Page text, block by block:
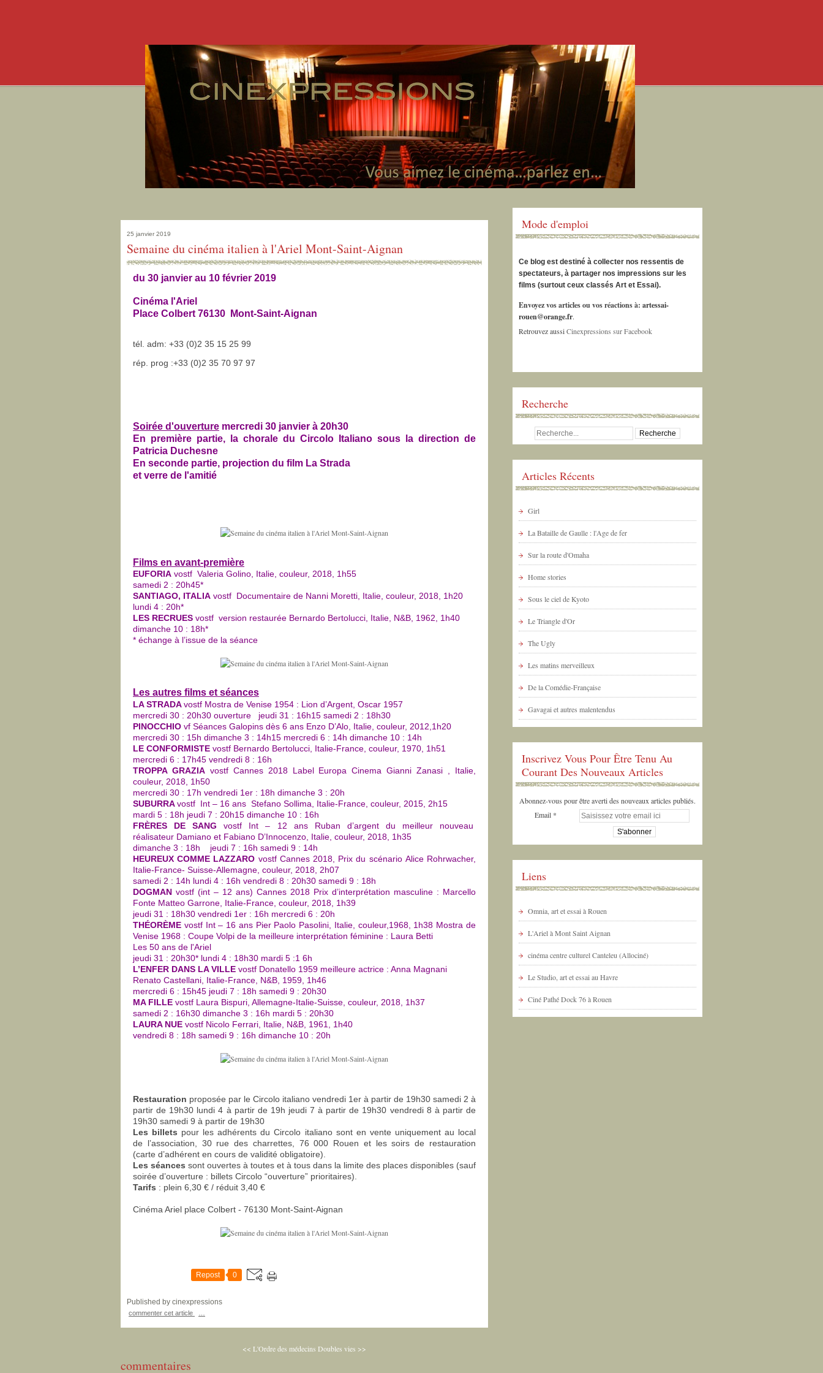
25 janvier 2019
Semaine du cinéma italien à l'Ariel Mont-Saint-Aignan
du 30 janvier au 10 février 2019
Cinéma l'Ariel
Place Colbert 76130 Mont-Saint-Aignan
tél. adm: +33 (0)2 35 15 25 99
rép. prog :+33 (0)2 35 70 97 97
Soirée d'ouverture mercredi 30 janvier à 20h30
En première partie, la chorale du Circolo Italiano sous la direction de
Patricia Duchesne
En seconde partie, projection du film La Strada
et verre de l'amitié
Films en avant-première
EUFORIA vostf Valeria Golino, Italie, couleur, 2018, 1h55
samedi 2 : 20h45*
SANTIAGO, ITALIA vostf Documentaire de Nanni Moretti, Italie, couleur, 2018, 1h20
lundi 4 : 20h*
LES RECRUES vostf version restaurée Bernardo Bertolucci, Italie, N&B, 1962, 1h40
dimanche 10 : 18h*
* échange à l’issue de la séance
Les autres films et séances
LA STRADAvostf Mostra de Venise 1954 : Lion d’Argent, Oscar 1957
mercredi 30 : 20h30 ouverture jeudi 31 : 16h15 samedi 2 : 18h30
PINOCCHIO vf Séances Galopins dès 6 ans Enzo D’Alo, Italie, couleur, 2012,1h20
mercredi 30 : 15h dimanche 3 : 14h15 mercredi 6 : 14h dimanche 10 : 14h
LE CONFORMISTE vostf Bernardo Bertolucci, Italie-France, couleur, 1970, 1h51
mercredi 6 : 17h45 vendredi 8 : 16h
TROPPA GRAZIAvostf Cannes 2018 Label Europa Cinema Gianni Zanasi , Italie,
couleur, 2018, 1h50
mercredi 30 : 17h vendredi 1er : 18h dimanche 3 : 20h
SUBURRAvostf Int – 16 ans Stefano Sollima, Italie-France, couleur, 2015, 2h15
mardi 5 : 18h jeudi 7 : 20h15 dimanche 10 : 16h
FRÈRES DE SANG vostf Int – 12 ans Ruban d’argent du meilleur nouveau
réalisateur Damiano et Fabiano D’Innocenzo, Italie, couleur, 2018, 1h35
dimanche 3 : 18h jeudi 7 : 16h samedi 9 : 14h
HEUREUX COMME LAZZARO vostf Cannes 2018, Prix du scénario Alice Rohrwacher,
Italie-France- Suisse-Allemagne, couleur, 2018, 2h07
samedi 2 : 14h lundi 4 : 16h vendredi 8 : 20h30 samedi 9 : 18h
DOGMAN vostf (int – 12 ans) Cannes 2018 Prix d’interprétation masculine : Marcello
Fonte Matteo Garrone, Italie-France, couleur, 2018, 1h39
jeudi 31 : 18h30 vendredi 1er : 16h mercredi 6 : 20h
THÉORÈME vostf Int – 16 ans Pier Paolo Pasolini, Italie, couleur,1968, 1h38 Mostra de
Venise 1968 : Coupe Volpi de la meilleure interprétation féminine : Laura Betti
Les 50 ans de l'Ariel
jeudi 31 : 20h30* lundi 4 : 18h30 mardi 5 :1 6h
L’ENFER DANS LA VILLE vostf Donatello 1959 meilleure actrice : Anna Magnani
Renato Castellani, Italie-France, N&B, 1959, 1h46
mercredi 6 : 15h45 jeudi 7 : 18h samedi 9 : 20h30
MA FILLE vostf Laura Bispuri, Allemagne-Italie-Suisse, couleur, 2018, 1h37
samedi 2 : 16h30 dimanche 3 : 16h mardi 5 : 20h30
LAURA NUE vostf Nicolo Ferrari, Italie, N&B, 1961, 1h40
vendredi 8 : 18h samedi 9 : 16h dimanche 10 : 20h
Restauration proposée par le Circolo italiano vendredi 1er à partir de 19h30 samedi 2 à
partir de 19h30 lundi 4 à partir de 19h jeudi 7 à partir de 19h30 vendredi 8 à partir de
19h30 samedi 9 à partir de 19h30
Les billets pour les adhérents du Circolo italiano sont en vente uniquement au local
de l’association, 30 rue des charrettes, 76 000 Rouen et les soirs de restauration
(carte d’adhérent en cours de validité obligatoire).
Les séances sont ouvertes à toutes et à tous dans la limite des places disponibles (sauf
soirée d’ouverture : billets Circolo “ouverture” prioritaires).
Tarifs : plein 6,30 € / réduit 3,40 €
Cinéma Ariel place Colbert - 76130 Mont-Saint-Aignan
Repost 0
Published by cinexpressions
commenter cet article
<< L'Ordre des médecins Doubles vies >>
commentaires
Mode d'emploi
Ce blog est destiné à collecter nos ressentis de
spectateurs, à partager nos impressions sur les
films (surtout ceux classés Art et Essai).
Envoyez vos articles ou vos réactions à: artessai-
rouen@orange.fr.
Retrouvez aussiCinexpressions sur Facebook
Recherche
Articles Récents
Girl
La Bataille de Gaulle : l'Age de fer
Sur la route d'Omaha
Home stories
Sous le ciel de Kyoto
Le Triangle d'Or
The Ugly
Les matins merveilleux
De la Comédie-Française
Gavagai et autres malentendus
Inscrivez Vous Pour Être Tenu Au
Courant Des Nouveaux Articles
Abonnez-vous pour être averti des nouveaux articles publiés.
Email
Liens
Omnia, art et essai à Rouen
L'Ariel à Mont Saint Aignan
cinéma centre culturel Canteleu (Allociné)
Le Studio, art et essai au Havre
Ciné Pathé Dock 76 à Rouen